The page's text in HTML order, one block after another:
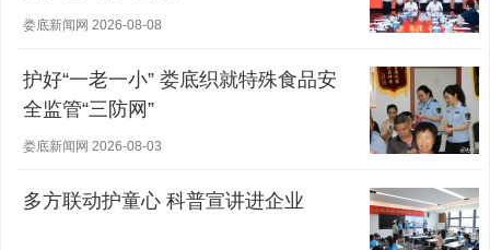
娄底新闻网 2026-08-08
护好“一老一小” 娄底织就特殊食品安
全监管“三防网”
娄底新闻网 2026-08-03
多方联动护童心 科普宣讲进企业